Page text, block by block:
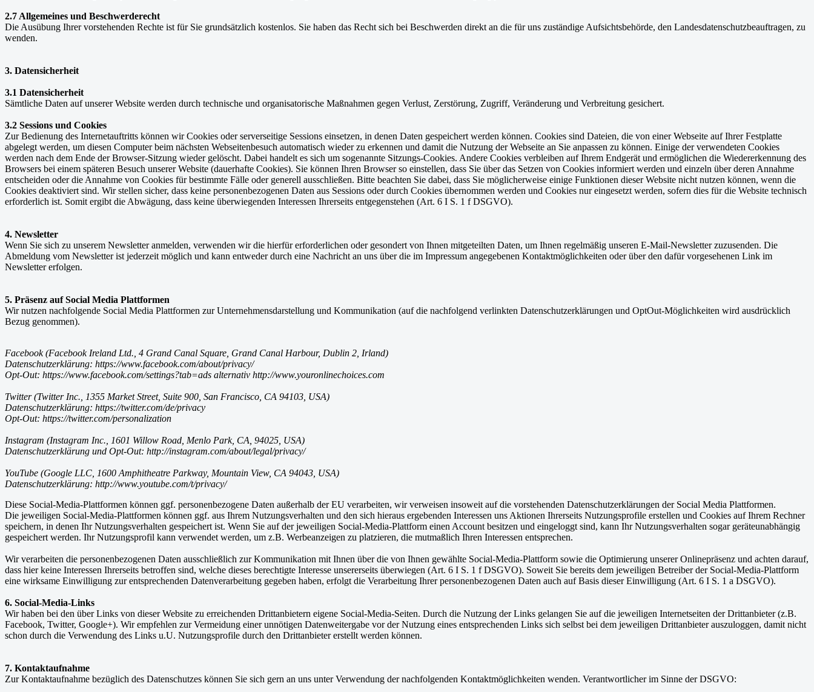
2.7 Allgemeines und Beschwerderecht
Die Ausübung Ihrer vorstehenden Rechte ist für Sie grundsätzlich kostenlos. Sie haben das Recht sich bei Beschwerden direkt an die für uns zuständige Aufsichtsbehörde, den Landesdatenschutzbeauftragen, zu
wenden.
3. Datensicherheit
3.1 Datensicherheit
Sämtliche Daten auf unserer Website werden durch technische und organisatorische Maßnahmen gegen Verlust, Zerstörung, Zugriff, Veränderung und Verbreitung gesichert.
3.2 Sessions und Cookies
Zur Bedienung des Internetauftritts können wir Cookies oder serverseitige Sessions einsetzen, in denen Daten gespeichert werden können. Cookies sind Dateien, die von einer Webseite auf Ihrer Festplatte
abgelegt werden, um diesen Computer beim nächsten Webseitenbesuch automatisch wieder zu erkennen und damit die Nutzung der Webseite an Sie anpassen zu können. Einige der verwendeten Cookies
werden nach dem Ende der Browser-Sitzung wieder gelöscht. Dabei handelt es sich um sogenannte Sitzungs-Cookies. Andere Cookies verbleiben auf Ihrem Endgerät und ermöglichen die Wiedererkennung des
Browsers bei einem späteren Besuch unserer Website (dauerhafte Cookies). Sie können Ihren Browser so einstellen, dass Sie über das Setzen von Cookies informiert werden und einzeln über deren Annahme
entscheiden oder die Annahme von Cookies für bestimmte Fälle oder generell ausschließen. Bitte beachten Sie dabei, dass Sie möglicherweise einige Funktionen dieser Website nicht nutzen können, wenn die
Cookies deaktiviert sind. Wir stellen sicher, dass keine personenbezogenen Daten aus Sessions oder durch Cookies übernommen werden und Cookies nur eingesetzt werden, sofern dies für die Website technisch
erforderlich ist. Somit ergibt die Abwägung, dass keine überwiegenden Interessen Ihrerseits entgegenstehen (Art. 6 I S. 1 f DSGVO).
4. Newsletter
Wenn Sie sich zu unserem Newsletter anmelden, verwenden wir die hierfür erforderlichen oder gesondert von Ihnen mitgeteilten Daten, um Ihnen regelmäßig unseren E-Mail-Newsletter zuzusenden. Die
Abmeldung vom Newsletter ist jederzeit möglich und kann entweder durch eine Nachricht an uns über die im Impressum angegebenen Kontaktmöglichkeiten oder über den dafür vorgesehenen Link im
Newsletter erfolgen.
5. Präsenz auf Social Media Plattformen
Wir nutzen nachfolgende Social Media Plattformen zur Unternehmensdarstellung und Kommunikation (auf die nachfolgend verlinkten Datenschutzerklärungen und OptOut-Möglichkeiten wird ausdrücklich
Bezug genommen).
Facebook (Facebook Ireland Ltd., 4 Grand Canal Square, Grand Canal Harbour, Dublin 2, Irland)
Datenschutzerklärung: https://www.facebook.com/about/privacy/
Opt-Out: https://www.facebook.com/settings?tab=ads alternativ http://www.youronlinechoices.com
Twitter (Twitter Inc., 1355 Market Street, Suite 900, San Francisco, CA 94103, USA)
Datenschutzerklärung: https://twitter.com/de/privacy
Opt-Out: https://twitter.com/personalization
Instagram (Instagram Inc., 1601 Willow Road, Menlo Park, CA, 94025, USA)
Datenschutzerklärung und Opt-Out: http://instagram.com/about/legal/privacy/
YouTube (Google LLC, 1600 Amphitheatre Parkway, Mountain View, CA 94043, USA)
Datenschutzerklärung: http://www.youtube.com/t/privacy/
Diese Social-Media-Plattformen können ggf. personenbezogene Daten außerhalb der EU verarbeiten, wir verweisen insoweit auf die vorstehenden Datenschutzerklärungen der Social Media Plattformen.
Die jeweiligen Social-Media-Plattformen können ggf. aus Ihrem Nutzungsverhalten und den sich hieraus ergebenden Interessen uns Aktionen Ihrerseits Nutzungsprofile erstellen und Cookies auf Ihrem Rechner
speichern, in denen Ihr Nutzungsverhalten gespeichert ist. Wenn Sie auf der jeweiligen Social-Media-Plattform einen Account besitzen und eingeloggt sind, kann Ihr Nutzungsverhalten sogar geräteunabhängig
gespeichert werden. Ihr Nutzungsprofil kann verwendet werden, um z.B. Werbeanzeigen zu platzieren, die mutmaßlich Ihren Interessen entsprechen.
Wir verarbeiten die personenbezogenen Daten ausschließlich zur Kommunikation mit Ihnen über die von Ihnen gewählte Social-Media-Plattform sowie die Optimierung unserer Onlinepräsenz und achten darauf,
dass hier keine Interessen Ihrerseits betroffen sind, welche dieses berechtigte Interesse unsererseits überwiegen (Art. 6 I S. 1 f DSGVO). Soweit Sie bereits dem jeweiligen Betreiber der Social-Media-Plattform
eine wirksame Einwilligung zur entsprechenden Datenverarbeitung gegeben haben, erfolgt die Verarbeitung Ihrer personenbezogenen Daten auch auf Basis dieser Einwilligung (Art. 6 I S. 1 a DSGVO).
6. Social-Media-Links
Wir haben bei den über Links von dieser Website zu erreichenden Drittanbietern eigene Social-Media-Seiten. Durch die Nutzung der Links gelangen Sie auf die jeweiligen Internetseiten der Drittanbieter (z.B.
Facebook, Twitter, Google+). Wir empfehlen zur Vermeidung einer unnötigen Datenweitergabe vor der Nutzung eines entsprechenden Links sich selbst bei dem jeweiligen Drittanbieter auszuloggen, damit nicht
schon durch die Verwendung des Links u.U. Nutzungsprofile durch den Drittanbieter erstellt werden können.
7. Kontaktaufnahme
Zur Kontaktaufnahme bezüglich des Datenschutzes können Sie sich gern an uns unter Verwendung der nachfolgenden Kontaktmöglichkeiten wenden. Verantwortlicher im Sinne der DSGVO: